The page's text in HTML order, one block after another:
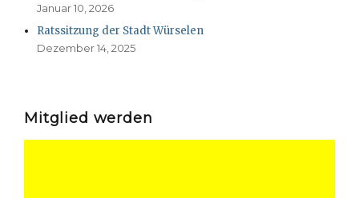
Januar 10, 2026
Ratssitzung der Stadt Würselen
Dezember 14, 2025
Mitglied werden